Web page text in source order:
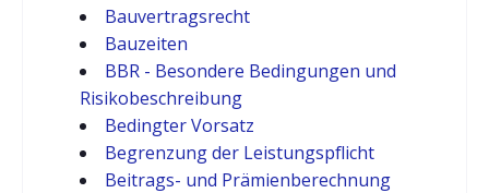
Bauvertragsrecht
Bauzeiten
BBR - Besondere Bedingungen und
Risikobeschreibung
Bedingter Vorsatz
Begrenzung der Leistungspflicht
Beitrags- und Prämienberechnung